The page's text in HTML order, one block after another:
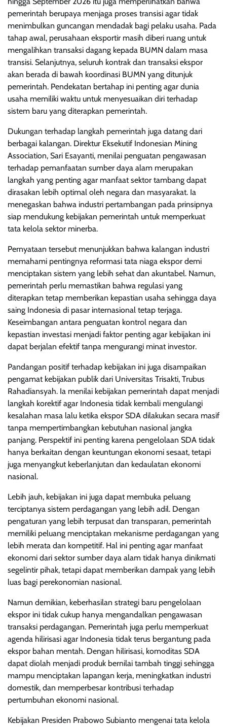
pemerintah berupaya menjaga proses transisi agar tidak
menimbulkan guncangan mendadak bagi pelaku usaha. Pada
tahap awal, perusahaan eksportir masih diberi ruang untuk
mengalihkan transaksi dagang kepada BUMN dalam masa
transisi. Selanjutnya, seluruh kontrak dan transaksi ekspor
akan berada di bawah koordinasi BUMN yang ditunjuk
pemerintah. Pendekatan bertahap ini penting agar dunia
usaha memiliki waktu untuk menyesuaikan diri terhadap
sistem baru yang diterapkan pemerintah.
Dukungan terhadap langkah pemerintah juga datang dari
berbagai kalangan. Direktur Eksekutif Indonesian Mining
Association, Sari Esayanti, menilai penguatan pengawasan
terhadap pemanfaatan sumber daya alam merupakan
langkah yang penting agar manfaat sektor tambang dapat
dirasakan lebih optimal oleh negara dan masyarakat. Ia
menegaskan bahwa industri pertambangan pada prinsipnya
siap mendukung kebijakan pemerintah untuk memperkuat
tata kelola sektor minerba.
Pernyataan tersebut menunjukkan bahwa kalangan industri
memahami pentingnya reformasi tata niaga ekspor demi
menciptakan sistem yang lebih sehat dan akuntabel. Namun,
pemerintah perlu memastikan bahwa regulasi yang
diterapkan tetap memberikan kepastian usaha sehingga daya
saing Indonesia di pasar internasional tetap terjaga.
Keseimbangan antara penguatan kontrol negara dan
kepastian investasi menjadi faktor penting agar kebijakan ini
dapat berjalan efektif tanpa mengurangi minat investor.
Pandangan positif terhadap kebijakan ini juga disampaikan
pengamat kebijakan publik dari Universitas Trisakti, Trubus
Rahadiansyah. Ia menilai kebijakan pemerintah dapat menjadi
langkah korektif agar Indonesia tidak kembali mengulangi
kesalahan masa lalu ketika ekspor SDA dilakukan secara masif
tanpa mempertimbangkan kebutuhan nasional jangka
panjang. Perspektif ini penting karena pengelolaan SDA tidak
hanya berkaitan dengan keuntungan ekonomi sesaat, tetapi
juga menyangkut keberlanjutan dan kedaulatan ekonomi
nasional.
Lebih jauh, kebijakan ini juga dapat membuka peluang
terciptanya sistem perdagangan yang lebih adil. Dengan
pengaturan yang lebih terpusat dan transparan, pemerintah
memiliki peluang menciptakan mekanisme perdagangan yang
lebih merata dan kompetitif. Hal ini penting agar manfaat
ekonomi dari sektor sumber daya alam tidak hanya dinikmati
segelintir pihak, tetapi dapat memberikan dampak yang lebih
luas bagi perekonomian nasional.
Namun demikian, keberhasilan strategi baru pengelolaan
ekspor ini tidak cukup hanya mengandalkan pengawasan
transaksi perdagangan. Pemerintah juga perlu memperkuat
agenda hilirisasi agar Indonesia tidak terus bergantung pada
ekspor bahan mentah. Dengan hilirisasi, komoditas SDA
dapat diolah menjadi produk bernilai tambah tinggi sehingga
mampu menciptakan lapangan kerja, meningkatkan industri
domestik, dan memperbesar kontribusi terhadap
pertumbuhan ekonomi nasional.
Kebijakan Presiden Prabowo Subianto mengenai tata kelola